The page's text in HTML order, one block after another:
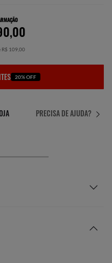
R$ 109,00
20% OFF
PRECISA DE AJUDA?